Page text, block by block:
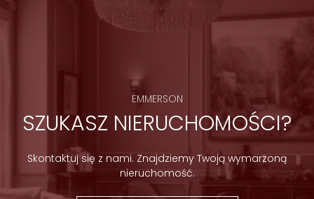
EMMERSON
SZUKASZ NIERUCHOMOŚCI?
Skontaktuj się z nami. Znajdziemy Twoją wymarzoną
nieruchomość.